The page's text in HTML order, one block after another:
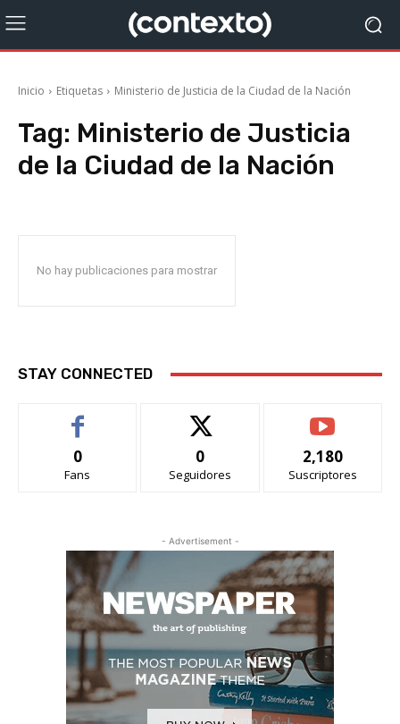
Inicio Etiquetas Ministerio de Justicia de la Ciudad de la Nación
Tag: Ministerio de Justicia
de la Ciudad de la Nación
No hay publicaciones para mostrar
STAY CONNECTED
0
Fans
0
Seguidores
2,180
Suscriptores
- Advertisement -